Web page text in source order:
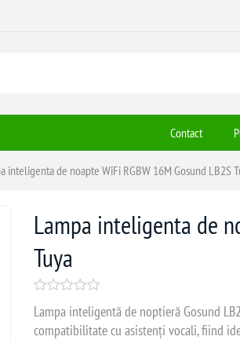
Contact
inteligenta de noapte WiFi RGBW 16M Gosund LB2S
Lampa inteligenta de
Tuya
Lampa inteligentă de noptieră Gosund
compatibilitate cu asistenți vocali, fiind